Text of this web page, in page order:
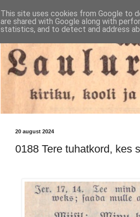
20 august 2024
0188 Tere tuhatkord, kes
This site uses cookies from Google to
are shared with Google along with
statistics, and to detect and address